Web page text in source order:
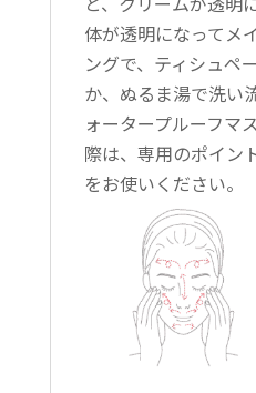
体が透明になってメ
ングで、ティシュペ
か、ぬるま湯で洗い
ォータープルーフマ
際は、専用のポイン
をお使いください。